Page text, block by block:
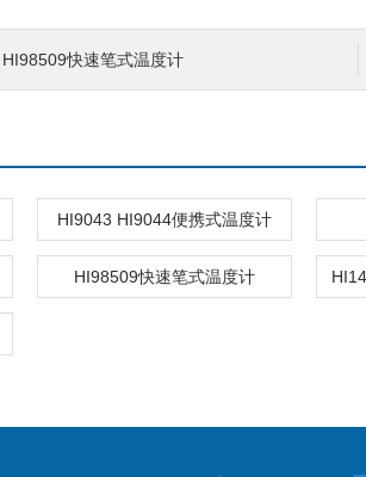
HI98509快速笔式温度计
HI9043 HI9044便携式温度计
HI98509快速笔式温度计